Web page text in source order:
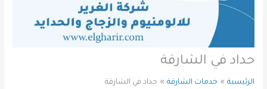
حداد في الشارقة
الرئيسية خدمات الشارقة حداد في الشارقة